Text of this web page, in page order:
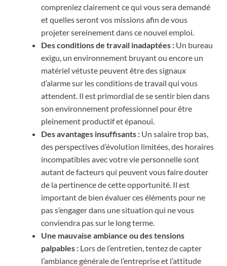
compreniez clairement ce qui vous sera demandé
et quelles seront vos missions afin de vous
projeter sereinement dans ce nouvel emploi.
Des conditions de travail inadaptées : Un bureau
exigu, un environnement bruyant ou encore un
matériel vétuste peuvent être des signaux
d’alarme sur les conditions de travail qui vous
attendent. Il est primordial de se sentir bien dans
son environnement professionnel pour être
pleinement productif et épanoui.
Des avantages insuffisants : Un salaire trop bas,
des perspectives d’évolution limitées, des horaires
incompatibles avec votre vie personnelle sont
autant de facteurs qui peuvent vous faire douter
de la pertinence de cette opportunité. Il est
important de bien évaluer ces éléments pour ne
pas s’engager dans une situation qui ne vous
conviendra pas sur le long terme.
Une mauvaise ambiance ou des tensions
palpables : Lors de l’entretien, tentez de capter
l’ambiance générale de l’entreprise et l’attitude